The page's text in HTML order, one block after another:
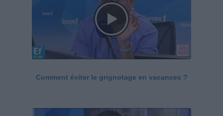
Comment éviter le grignotage en vacances ?